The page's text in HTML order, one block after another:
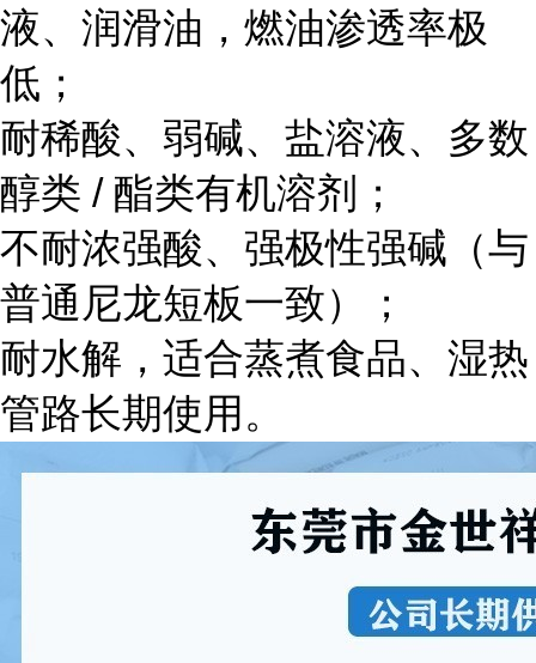
液、润滑油，燃油渗透率极
低；
耐稀酸、弱碱、盐溶液、多数
醇类 / 酯类有机溶剂；
不耐浓强酸、强极性强碱（与
普通尼龙短板一致）；
耐水解，适合蒸煮食品、湿热
管路长期使用。